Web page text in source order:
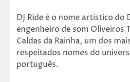
DJ Ride é o nome artístico do
engenheiro de som Oliveiros
Caldas da Rainha, um dos
respeitados nomes do
português.